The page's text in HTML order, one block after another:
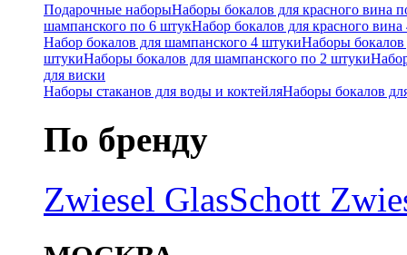
Подарочные наборыНаборы бокалов для красного вина
шампанского по 6 штукНабор бокалов для красного
Набор бокалов для шампанского 4 штукиНаборы бокалов
штукиНаборы бокалов для шампанского по 2 штуки
для виски
Наборы стаканов для воды и коктейляНаборы бокалов
По бренду
Zwiesel GlasSchott